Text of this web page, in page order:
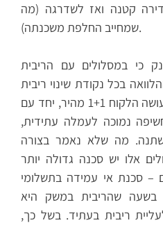
קטנה ואז לשדרגה (מה
שמחייב החלפת משכנתה).
כי במסלולים עם הריבית
בכל נקודת שינוי ריבית
ללא עמלת פירעון מוקדם. עושה הלקוח 1+1 מהיר, יחד עם
נמוכה לעמלה עתידית,
מה שלא נאמר בצורה
אלו יש סכנה גדולה יותר
– סכנת אי עמידה בתשלומי
בשעה שהריבית במשק היא
ריבית בעתיד. בשל כך,